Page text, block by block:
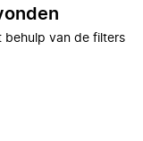
behulp van de filters